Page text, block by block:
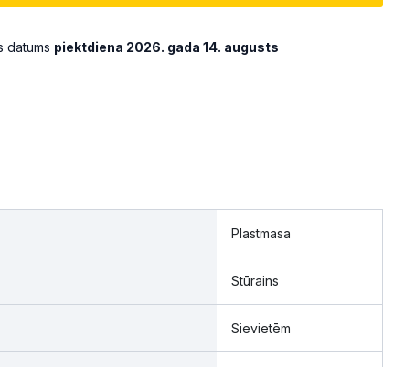
datums piektdiena 2026. gada 14. augusts
Plastmasa
Stūrains
Sievietēm